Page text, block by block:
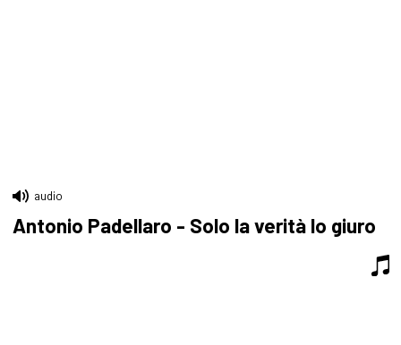
audio
Antonio Padellaro - Solo la verità lo giuro